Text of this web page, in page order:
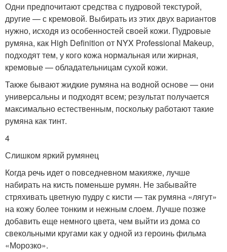
Одни предпочитают средства с пудровой текстурой,
другие — с кремовой. Выбирать из этих двух вариантов
нужно, исходя из особенностей своей кожи. Пудровые
румяна, как High Definition от NYX Professional Makeup,
подходят тем, у кого кожа нормальная или жирная,
кремовые — обладательницам сухой кожи.
Также бывают жидкие румяна на водной основе — они
универсальны и подходят всем; результат получается
максимально естественным, поскольку работают такие
румяна как тинт.
4
Слишком яркий румянец
Когда речь идет о повседневном макияже, лучше
набирать на кисть поменьше румян. Не забывайте
стряхивать цветную пудру с кисти — так румяна «лягут»
на кожу более тонким и нежным слоем. Лучше позже
добавить еще немного цвета, чем выйти из дома со
свекольными кругами как у одной из героинь фильма
«Морозко».